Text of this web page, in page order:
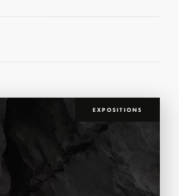
EXPOSITIONS